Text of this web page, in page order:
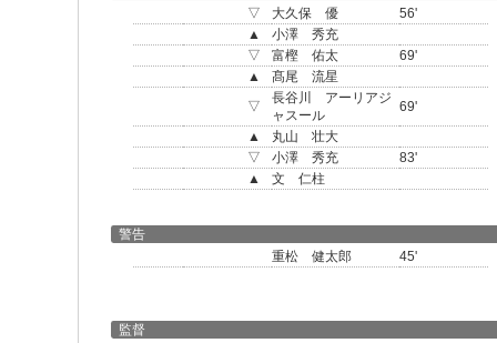
▽
大久保 優
56'
▲
小澤 秀充
▽
富樫 佑太
69'
▲
髙尾 流星
▽
長谷川 アーリアジ
ャスール
69'
▲
丸山 壮大
▽
小澤 秀充
83'
▲
文 仁柱
警告
重松 健太郎
45'
監督